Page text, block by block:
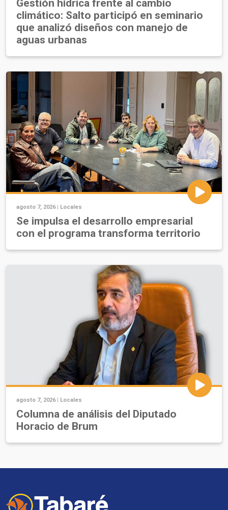
Gestión hídrica frente al cambio
climático: Salto participó en seminario
que analizó diseños con manejo de
aguas urbanas
agosto 7, 2026 | Locales
Se impulsa el desarrollo empresarial
con el programa transforma territorio
agosto 7, 2026 | Locales
Columna de análisis del Diputado
Horacio de Brum